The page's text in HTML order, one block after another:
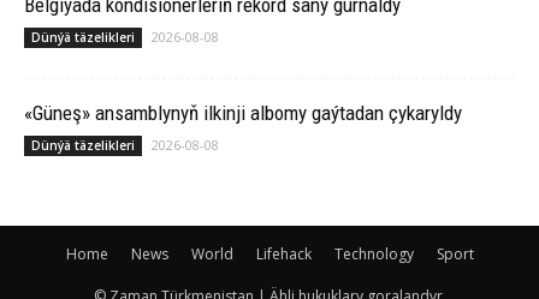
Dünýä täzelikleri 2026-08-08
«Güneş» ansamblynyň ilkinji albomy gaýtadan çykaryldy
Dünýä täzelikleri 2026-08-08
Home News World Lifehack Technology Sport